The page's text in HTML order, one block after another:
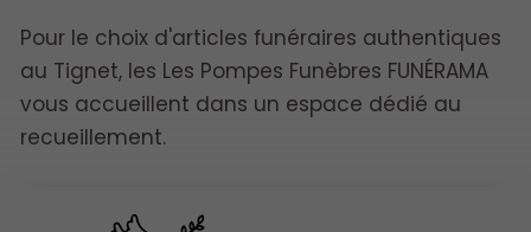
Pour le choix d'articles funéraires authentiques
au Tignet, les Les Pompes Funèbres FUNÉRAMA
vous accueillent dans un espace dédié au
recueillement.